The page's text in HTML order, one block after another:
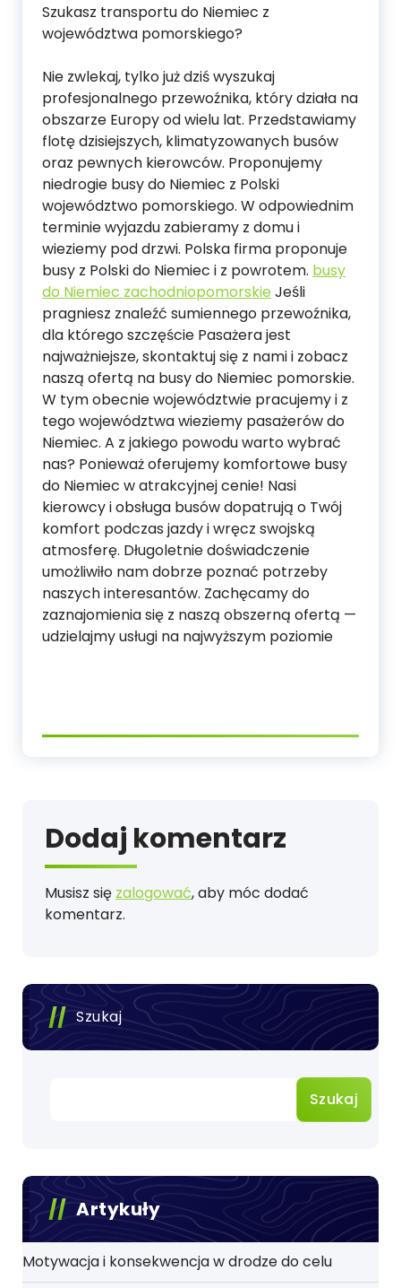
Szukasz transportu do Niemiec z
województwa pomorskiego?
Nie zwlekaj, tylko już dziś wyszukaj
profesjonalnego przewoźnika, który działa na
obszarze Europy od wielu lat. Przedstawiamy
flotę dzisiejszych, klimatyzowanych busów
oraz pewnych kierowców. Proponujemy
niedrogie busy do Niemiec z Polski
województwo pomorskiego. W odpowiednim
terminie wyjazdu zabieramy z domu i
wieziemy pod drzwi. Polska firma proponuje
busy z Polski do Niemiec i z powrotem. busy
do Niemiec zachodniopomorskieJeśli
pragniesz znaleźć sumiennego przewoźnika,
dla którego szczęście Pasażera jest
najważniejsze, skontaktuj się z nami i zobacz
naszą ofertą na busy do Niemiec pomorskie.
W tym obecnie województwie pracujemy i z
tego województwa wieziemy pasażerów do
Niemiec. A z jakiego powodu warto wybrać
nas? Ponieważ oferujemy komfortowe busy
do Niemiec w atrakcyjnej cenie! Nasi
kierowcy i obsługa busów dopatrują o Twój
komfort podczas jazdy i wręcz swojską
atmosferę. Długoletnie doświadczenie
umożliwiło nam dobrze poznać potrzeby
naszych interesantów. Zachęcamy do
zaznajomienia się z naszą obszerną ofertą —
udzielajmy usługi na najwyższym poziomie
Dodaj komentarz
Musisz się zalogować, aby móc dodać
komentarz.
Szukaj
Szukaj
Artykuły
Motywacja i konsekwencja w drodze do celu